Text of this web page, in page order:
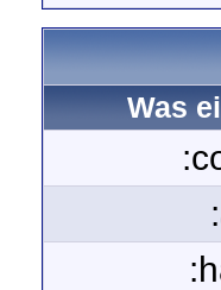
Was